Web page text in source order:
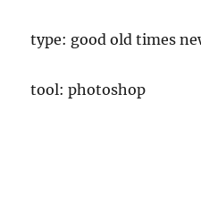
type: good old times
tool: photoshop